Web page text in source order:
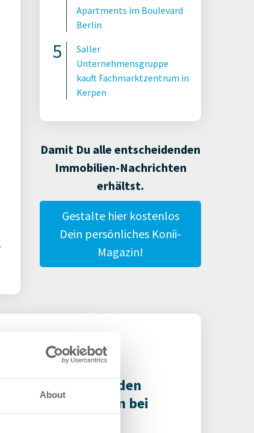
About
Apartments im Boulevard
Berlin
Saller
Unternehmensgruppe
kauft Fachmarktzentrum in
Kerpen
Damit Du alle entscheidenden
Immobilien-Nachrichten
erhältst.
Gestalte hier kostenlos
Dein persönliches Konii-
Magazin!
Baumann leitet den
Privatimmobilien bei